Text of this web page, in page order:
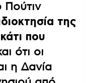
Πούτιν
της
που
ότι οι
η Δανία